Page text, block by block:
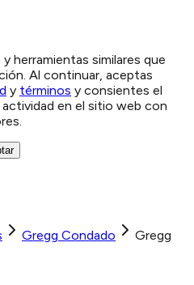
herramientas similares que
Al continuar, aceptas
y términos y consientes el
en el sitio web con
Gregg Condado
Gregg